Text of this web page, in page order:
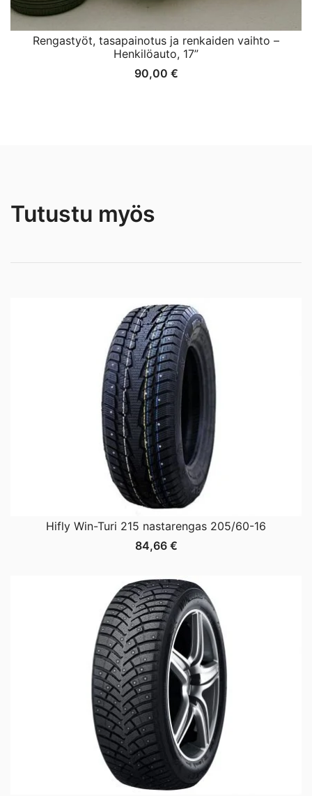
Rengastyöt, tasapainotus ja renkaiden vaihto –
Henkilöauto, 17”
90,00 €
Tutustu myös
Hifly Win-Turi 215 nastarengas 205/60-16
84,66 €